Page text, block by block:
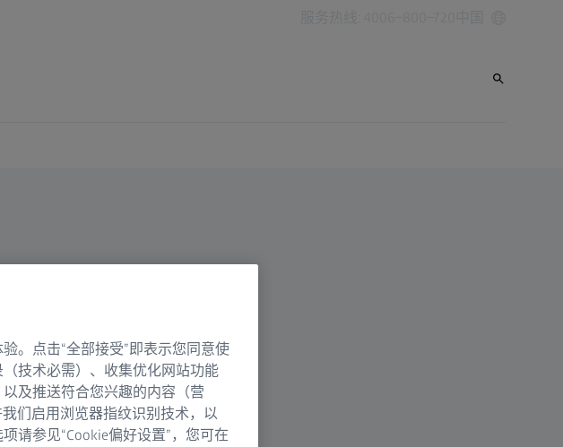
。点击“全部接受”即表示您同意使
技术必需）、收集优化网站功能
及推送符合您兴趣的内容（营
们启用浏览器指纹识别技术，以
请参见“Cookie偏好设置”，您可在